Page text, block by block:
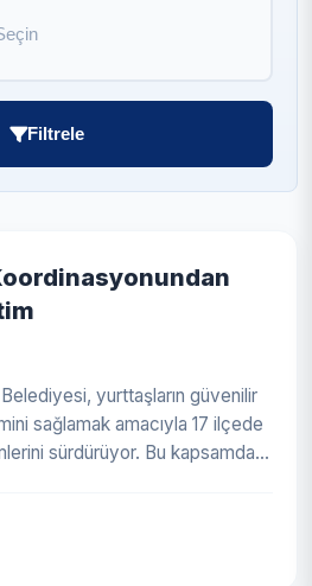
Filtrele
yurttaşların güvenilir
sağlamak amacıyla 17 ilçede
sürdürüyor. Bu kapsamda